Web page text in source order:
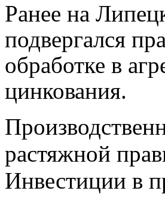
Ранее на
подвергался
обработке в
цинкования.
растяжной
Инвестиции в